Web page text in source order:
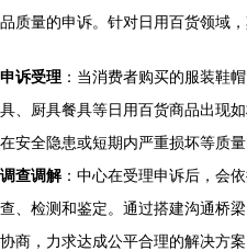
品质量的申诉。针对日用百货领域
申诉受理 ：当消费者购买的服装鞋
具、厨具餐具等日用百货商品出现
在安全隐患或短期内严重损坏等质
调查调解：中心在受理申诉后，会
查、检测和鉴定。通过搭建沟通桥
协商，力求达成公平合理的解决方